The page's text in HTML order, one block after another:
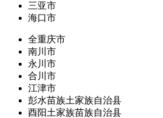
三亚市
海口市
全重庆市
南川市
永川市
合川市
江津市
彭水苗族土家族自治县
酉阳土家族苗族自治县